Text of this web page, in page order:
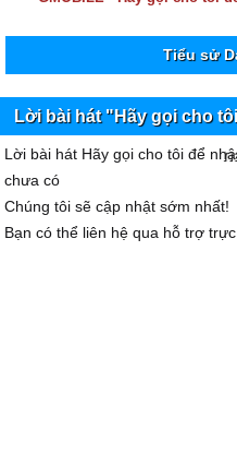
Tiểu sử
Lời bài hát "Hãy gọi cho
Lời bài hát Hãy gọi cho tôi để
chưa có
Chúng tôi sẽ cập nhật sớm nhất!
Bạn có thể liên hệ qua hỗ trợ